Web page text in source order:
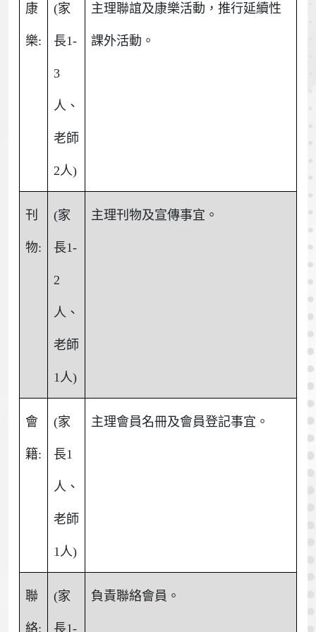
康
樂:
(家
長1-
3
人、
老師
2人)
主理聯誼及康樂活動，推行延續性
課外活動。
刊
物:
(家
長1-
2
人、
老師
1人)
主理刊物及宣傳事宜。
會
籍:
(家
長1
人、
老師
1人)
主理會員名冊及會員登記事宜。
聯
絡:
(家
長1-
負責聯絡會員。